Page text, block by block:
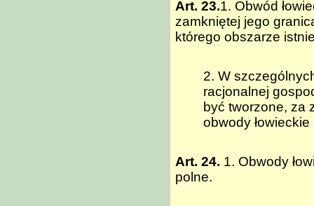
Art. 23.1. Obwód
zamkniętej jego
którego obszarze
2. W
racjonalnej
być tworzone, za
obwody
Art. 24. 1. Obwody
polne.